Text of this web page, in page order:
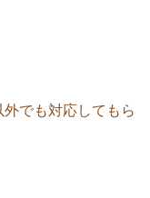
でも対応してもら